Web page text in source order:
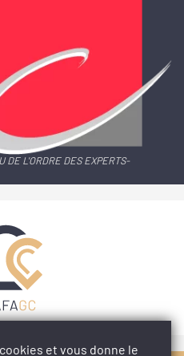
DE L'ORDRE DES EXPERTS-
et vous donne le